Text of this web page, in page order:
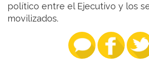
político entre el Ejecutivo y los
movilizados.